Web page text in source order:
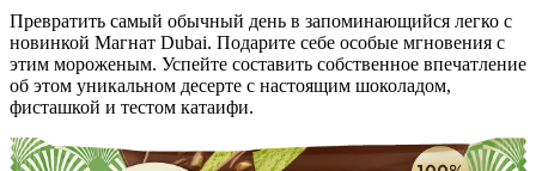
Превратить самый обычный день в запоминающийся легко с
новинкой Магнат Dubai. Подарите себе особые мгновения с
этим мороженым. Успейте составить собственное впечатление
об этом уникальном десерте с настоящим шоколадом,
фисташкой и тестом катаифи.